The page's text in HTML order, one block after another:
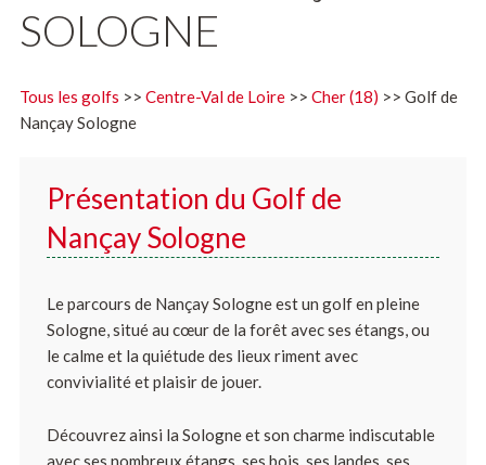
SOLOGNE
Tous les golfs >> Centre-Val de Loire>> Cher (18) >> Golf de
Nançay Sologne
Présentation du Golf de
Nançay Sologne
Le parcours de Nançay Sologne est un golf en pleine
Sologne, situé au cœur de la forêt avec ses étangs, ou
le calme et la quiétude des lieux riment avec
convivialité et plaisir de jouer.
Découvrez ainsi la Sologne et son charme indiscutable
avec ses nombreux étangs, ses bois, ses landes, ses